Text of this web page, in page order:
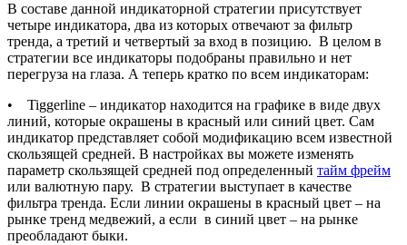
В составе данной индикаторной стратегии присутствует
четыре индикатора, два из которых отвечают за фильтр
тренда, а третий и четвертый за вход в позицию. В целом в
стратегии все индикаторы подобраны правильно и нет
перегруза на глаза. А теперь кратко по всем индикаторам:
• Tiggerline – индикатор находится на графике в виде двух
линий, которые окрашены в красный или синий цвет. Сам
индикатор представляет собой модификацию всем известной
скользящей средней. В настройках вы можете изменять
параметр скользящей средней под определенный тайм фрейм
или валютную пару. В стратегии выступает в качестве
фильтра тренда. Если линии окрашены в красный цвет – на
рынке тренд медвежий, а если в синий цвет – на рынке
преобладают быки.